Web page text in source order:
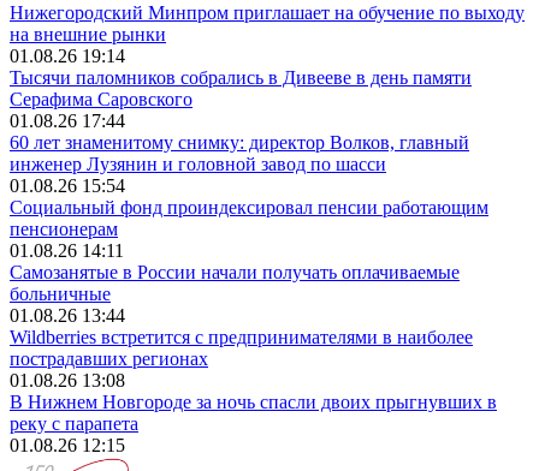
Нижегородский Минпром приглашает на обучение по выходу
на внешние рынки
01.08.26 19:14
Тысячи паломников собрались в Дивееве в день памяти
Серафима Саровского
01.08.26 17:44
60 лет знаменитому снимку: директор Волков, главный
инженер Лузянин и головной завод по шасси
01.08.26 15:54
Социальный фонд проиндексировал пенсии работающим
пенсионерам
01.08.26 14:11
Самозанятые в России начали получать оплачиваемые
больничные
01.08.26 13:44
Wildberries встретится с предпринимателями в наиболее
пострадавших регионах
01.08.26 13:08
В Нижнем Новгороде за ночь спасли двоих прыгнувших в
реку с парапета
01.08.26 12:15